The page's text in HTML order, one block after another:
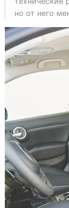
но от него